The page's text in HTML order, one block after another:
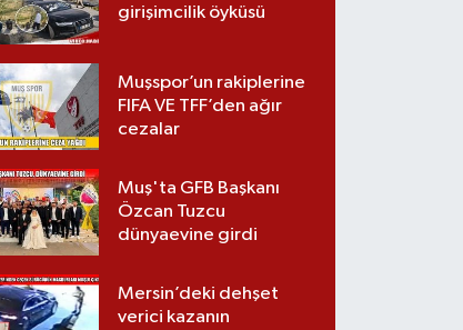
girişimcilik öyküsü
Muşspor’un rakiplerine
FIFA VE TFF’den ağır
cezalar
Muş'ta GFB Başkanı
Özcan Tuzcu
dünyaevine girdi
Mersin’deki dehşet
verici kazanın